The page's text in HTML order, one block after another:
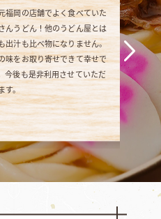
福岡の店舗でよく食べていた
んうどん！他のうどん屋とは
出汁も比べ物になりません。
味をお取り寄せできて幸せで
今後も是非利用させていただ
す。